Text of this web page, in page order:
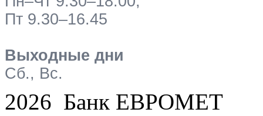
Пт 9.30–16.45
Выходные дни
Сб., Вс.
2026 Банк ЕВРОМЕТ